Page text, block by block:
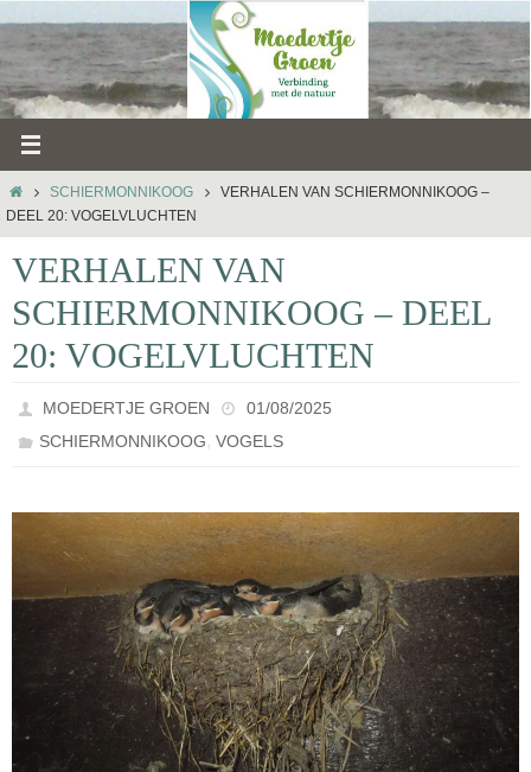
naar
inhoud
HOMESCHIERMONNIKOOG
VERHALEN VAN SCHIERMONNIKOOG –
DEEL 20: VOGELVLUCHTEN
VERHALEN VAN
SCHIERMONNIKOOG – DEEL
20: VOGELVLUCHTEN
MOEDERTJE GROEN
01/08/2025
SCHIERMONNIKOOG,VOGELS